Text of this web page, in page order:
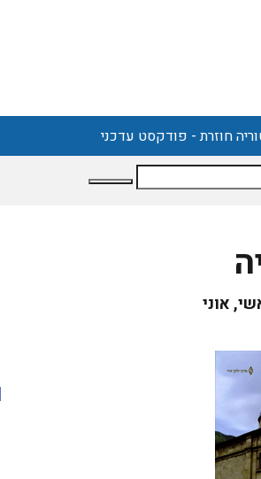
חוזרת - פודקסט עדכני
אוני